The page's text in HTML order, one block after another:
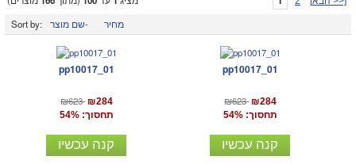
Sort by: שם מוצר- מחיר
pp10017_01
₪623 ₪284
תחסוך: 54%
קנה עכשיו
pp10017_01
₪623 ₪284
תחסוך: 54%
קנה עכשיו